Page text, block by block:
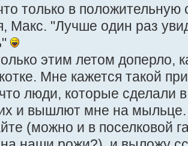
только в положительную
Макс. "Лучше один раз
этим летом доперло,
Мне кажется такой
люди, которые сделали
их и вышлют мне на
(можно и в поселковой